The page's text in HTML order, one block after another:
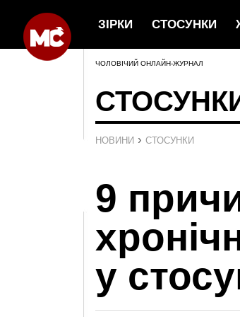
ЗІРКИ СТОСУНКИ
ЧОЛОВІЧИЙ ОНЛАЙН-ЖУРНАЛ
НОВИНИ › СТОСУНКИ
9
у